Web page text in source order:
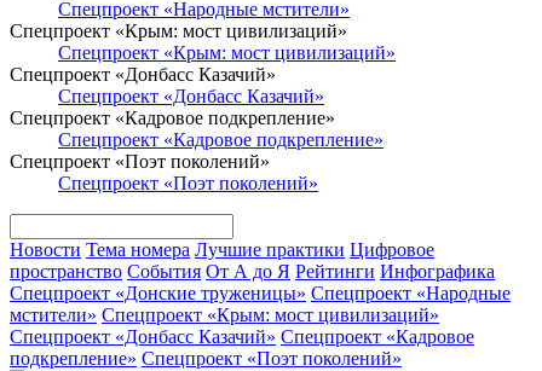
Спецпроект «Народные мстители»
Спецпроект «Крым: мост цивилизаций»
Спецпроект «Крым: мост цивилизаций»
Спецпроект «Донбасс Казачий»
Спецпроект «Донбасс Казачий»
Спецпроект «Кадровое подкрепление»
Спецпроект «Кадровое подкрепление»
Спецпроект «Поэт поколений»
Спецпроект «Поэт поколений»
Новости Тема номера Лучшие практики Цифровое
пространство События От А до Я Рейтинги Инфографика
Спецпроект «Донские труженицы» Спецпроект «Народные
мстители» Спецпроект «Крым: мост цивилизаций»
Спецпроект «Донбасс Казачий» Спецпроект «Кадровое
подкрепление» Спецпроект «Поэт поколений»